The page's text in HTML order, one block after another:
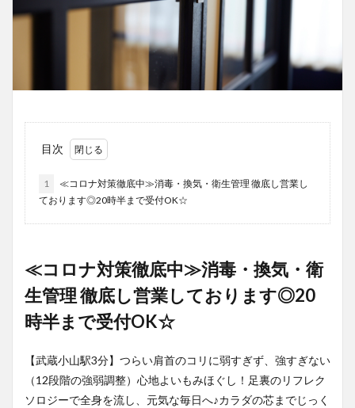
目次
1
≪コロナ対策徹底中≫消毒・換気・衛生管理 徹底し営業し
ております◎20時半まで受付OK☆
≪コロナ対策徹底中≫消毒・換気・衛
生管理 徹底し営業しております◎20
時半まで受付OK☆
【武蔵小山駅3分】つらい肩首のコリに弱すぎず、強すぎない
（12段階の強弱調整）心地よいもみほぐし！足裏のリフレク
ソロジーで全身を流し、元気な毎日へ♪カラダの芯までじっく